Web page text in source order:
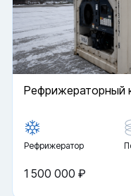
Рефрижераторный
Рефрижератор
1 500 000 ₽